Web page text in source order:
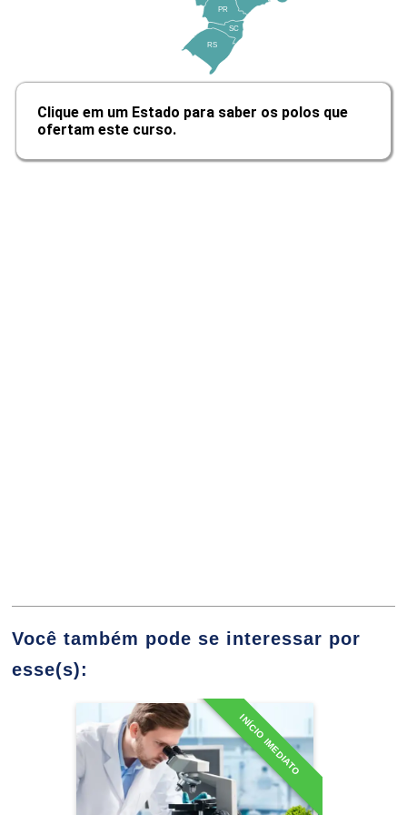
10h
Métodos de Conservação de
10h
Métodos de Conservação dos Alimentos
PR
SC
RS
Clique em um Estado para saber os polos que
ofertam este curso.
Você também pode se interessar por
esse(s):
INÍCIO IMEDIATO
Especialização em Controle
de Qualidade de Alimentos
Detalhes do curso